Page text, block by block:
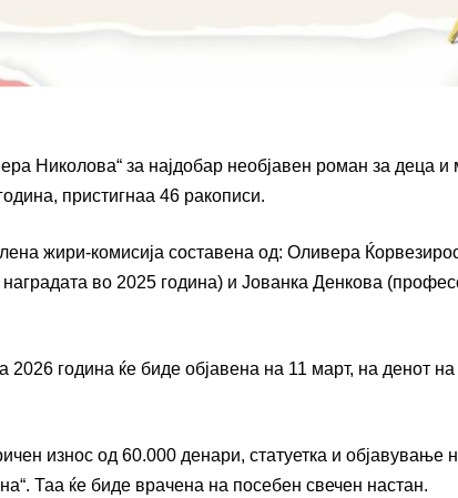
Николова“ за најдобар необјавен роман за деца
пристигнаа 46 ракописи.
жири-комисија составена од: Оливера
во 2025 година) и Јованка Денкова
2026 година ќе биде објавена на 11 март, на денот
износ од 60.000 денари, статуетка и објавување
Таа ќе биде врачена на посебен свечен настан.